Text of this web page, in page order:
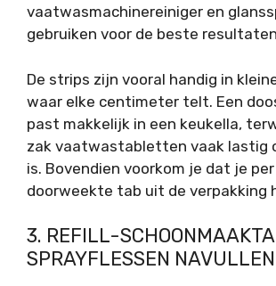
vaatwasmachinereiniger en
gebruiken voor de beste
De strips zijn vooral handig in
waar elke centimeter telt. Een
past makkelijk in een keukella,
zak vaatwastabletten vaak lastig
is. Bovendien voorkom je dat je
doorweekte tab uit de verpakking
3. REFILL-
SPRAYFLESSEN NAVULLEN